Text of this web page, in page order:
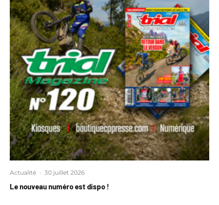
Actualité · 30 juillet 2026
Le nouveau numéro est dispo !